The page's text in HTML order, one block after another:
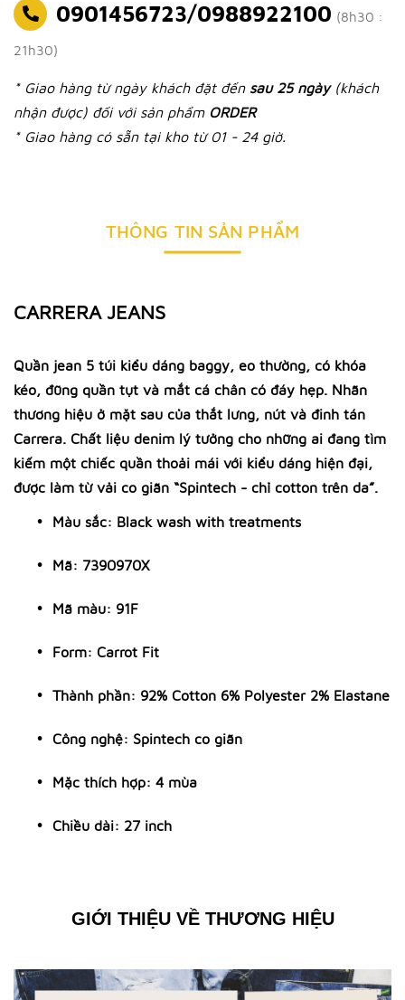
0901456723/0988922100 (8h30 :
21h30)
* Giao hàng từ ngày khách đặt đến sau 25 ngày (khách
nhận được) đối với sản phẩm ORDER
* Giao hàng có sẵn tại kho từ 01 - 24 giờ.
THÔNG TIN SẢN PHẨM
CARRERA JEANS
Quần jean 5 túi kiểu dáng baggy, eo thường, có khóa
kéo, đũng quần tụt và mắt cá chân có đáy hẹp. Nhãn
thương hiệu ở mặt sau của thắt lưng, nút và đinh tán
Carrera. Chất liệu denim lý tưởng cho những ai đang tìm
kiếm một chiếc quần thoải mái với kiểu dáng hiện đại,
được làm từ vải co giãn “Spintech - chỉ cotton trên da”.
Màu sắc: Black wash with treatments
Mã: 7390970X
Mã màu: 91F
Form: Carrot Fit
Thành phần: 92% Cotton 6% Polyester 2% Elastane
Công nghệ: Spintech co giãn
Mặc thích hợp: 4 mùa
Chiều dài: 27 inch
GIỚI THIỆU VỀ THƯƠNG HIỆU